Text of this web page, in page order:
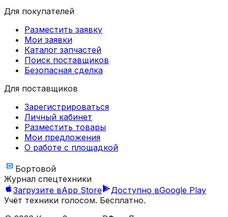
Для покупателей
Разместить заявку
Мои заявки
Каталог запчастей
Поиск поставщиков
Безопасная сделка
Для поставщиков
Зарегистрироваться
Личный кабинет
Разместить товары
Мои предложения
О работе с площадкой
Бортовой
Журнал спецтехники
Загрузите вApp Store Доступно вGoogle Play
Учёт техники голосом. Бесплатно.